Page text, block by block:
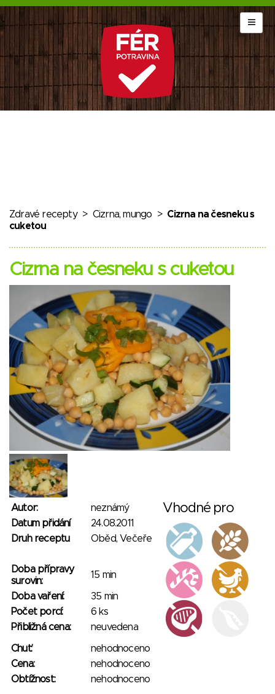
Zdravé recepty> Cizrna, mungo > Cizrna na česneku s
cuketou
Cizrna na česneku s cuketou
Autor:
neznámý
Datum přidání
24.08.2011
Druh receptu
Oběd, Večeře
Doba přípravy
surovin:
15 min
Doba vaření:
35 min
Počet porcí:
6 ks
Přibližná cena:
neuvedena
Chuť:
nehodnoceno
Cena:
nehodnoceno
Obtížnost:
nehodnoceno
Vhodné pro